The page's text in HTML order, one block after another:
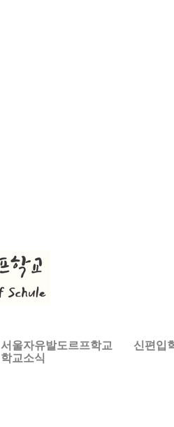
서울자유발도르프학교
신편입
학교소식